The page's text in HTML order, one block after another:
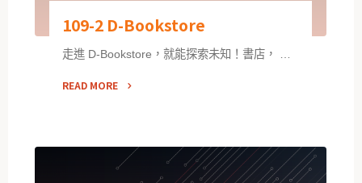
109-2 D-Bookstore
走進 D-Bookstore，就能探索未知！書店， …
READ MORE